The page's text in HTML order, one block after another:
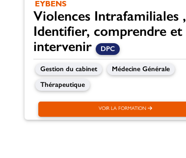
EYBENS
Violences Intrafamiliales ,
Identifier, comprendre et
intervenir
DPC
Gestion du cabinet
Médecine Générale
Thérapeutique
VOIR LA FORMATION